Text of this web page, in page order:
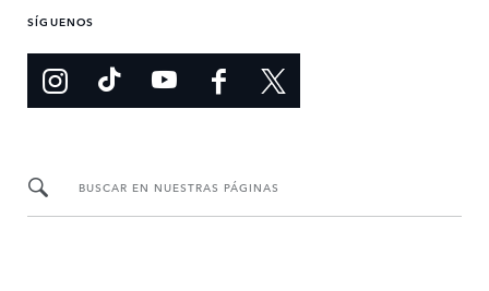
SÍGUENOS
BUSCAR EN NUESTRAS PÁGINAS